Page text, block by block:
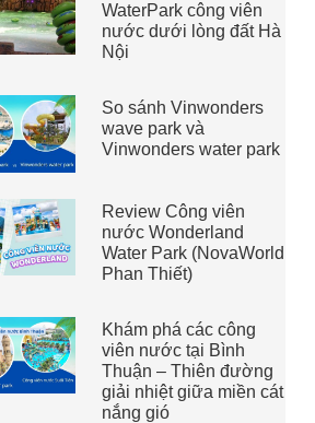
WaterPark công viên
nước dưới lòng đất Hà
Nội
So sánh Vinwonders
wave park và
Vinwonders water park
Review Công viên
nước Wonderland
Water Park (NovaWorld
Phan Thiết)
Khám phá các công
viên nước tại Bình
Thuận – Thiên đường
giải nhiệt giữa miền cát
nắng gió